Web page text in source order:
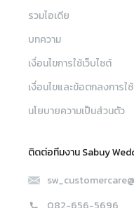
รวมไอเดีย
บทความ
เงื่อนไขการใช้เว็บไซต์
เงื่อนไขและข้อตกลงการใ
นโยบายความเป็นส่วนตัว
ติดต่อทีมงาน Sabuy